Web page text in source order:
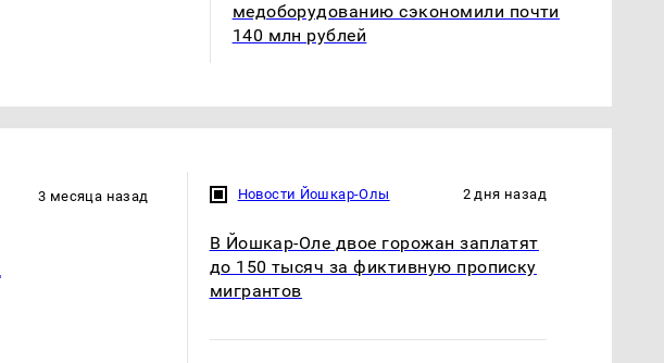
медоборудованию сэкономили почти
140 млн рублей
3 месяца назад Новости Йошкар-Олы 2 дня назад
В Йошкар-Оле двое горожан заплатят
до 150 тысяч за фиктивную прописку
мигрантов